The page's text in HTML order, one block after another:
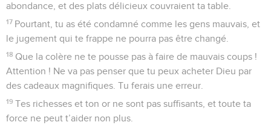
abondance, et des plats délicieux couvraient ta table.
17 Pourtant, tu as été condamné comme les gens mauvais, et
le jugement qui te frappe ne pourra pas être changé.
18 Que la colère ne te pousse pas à faire de mauvais coups !
Attention ! Ne va pas penser que tu peux acheter Dieu par
des cadeaux magnifiques. Tu ferais une erreur.
19 Tes richesses et ton or ne sont pas suffisants, et toute ta
force ne peut t’aider non plus.